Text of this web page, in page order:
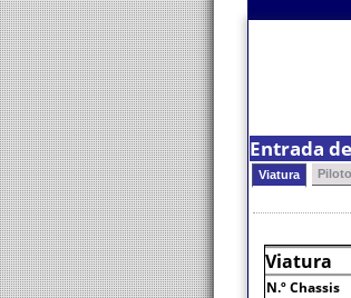
Entrada
Viatura
Viatura
N.º Chassis